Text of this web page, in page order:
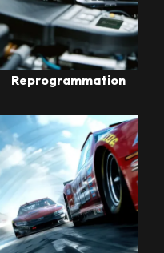
Reprogrammation